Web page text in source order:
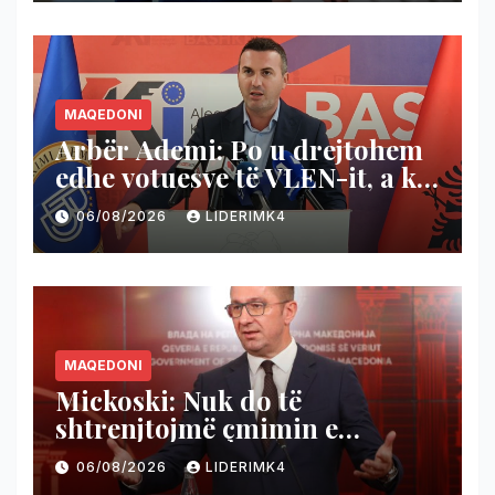
MAQEDONI
Arbër Ademi: Po u drejtohem
edhe votuesve të VLEN-it, a ka
shtet ligjor në Maqedoninë e
Veriut apo s’ka fare?
06/08/2026 LIDERIMK4
MAQEDONI
Mickoski: Nuk do të
shtrenjtojmë çmimin e
rrymës, po bëjmë plan për ta
liruar!
06/08/2026 LIDERIMK4